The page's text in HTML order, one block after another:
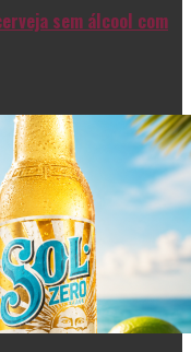
sem álcool com